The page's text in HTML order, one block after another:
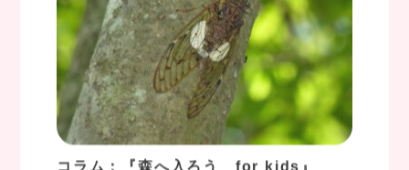
コラム：『森へ入ろう for kids』